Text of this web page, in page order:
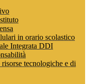
in orario scolastico
Integrata DDI
tecnologiche e di